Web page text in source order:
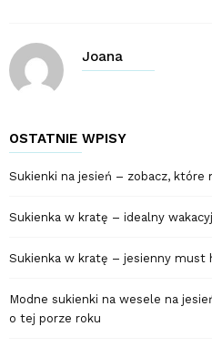
Joana
OSTATNIE WPISY
Sukienki na jesień – zobacz,
Sukienka w kratę – idealny
Sukienka w kratę – jesienny must
Modne sukienki na wesele na
o tej porze roku